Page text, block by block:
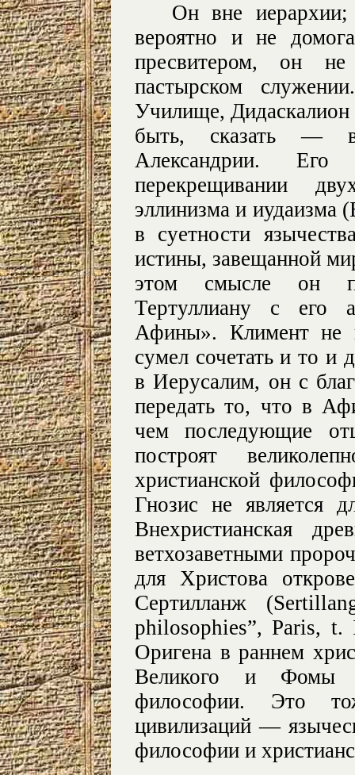
Он вне
вероятно и не
пресвитером, он
пастырском
Училище, Дидаскалион
быть, сказать —
Александрии. Его
перекрещивании
эллинизма и иудаизма
в суетности
истины, завещанной
этом смысле он
Тертуллиану с его
Афины». Климент не
сумел сочетать и то
в Иерусалим, он с
передать то, что в
чем последующие
построят
христианской
Гнозис не является
Внехристианская
ветхозаветными
для Христова
Сертилланж
philosophies”, Paris,
Оригена в раннем
Великого и Фомы
философии. Это
цивилизаций —
философии и